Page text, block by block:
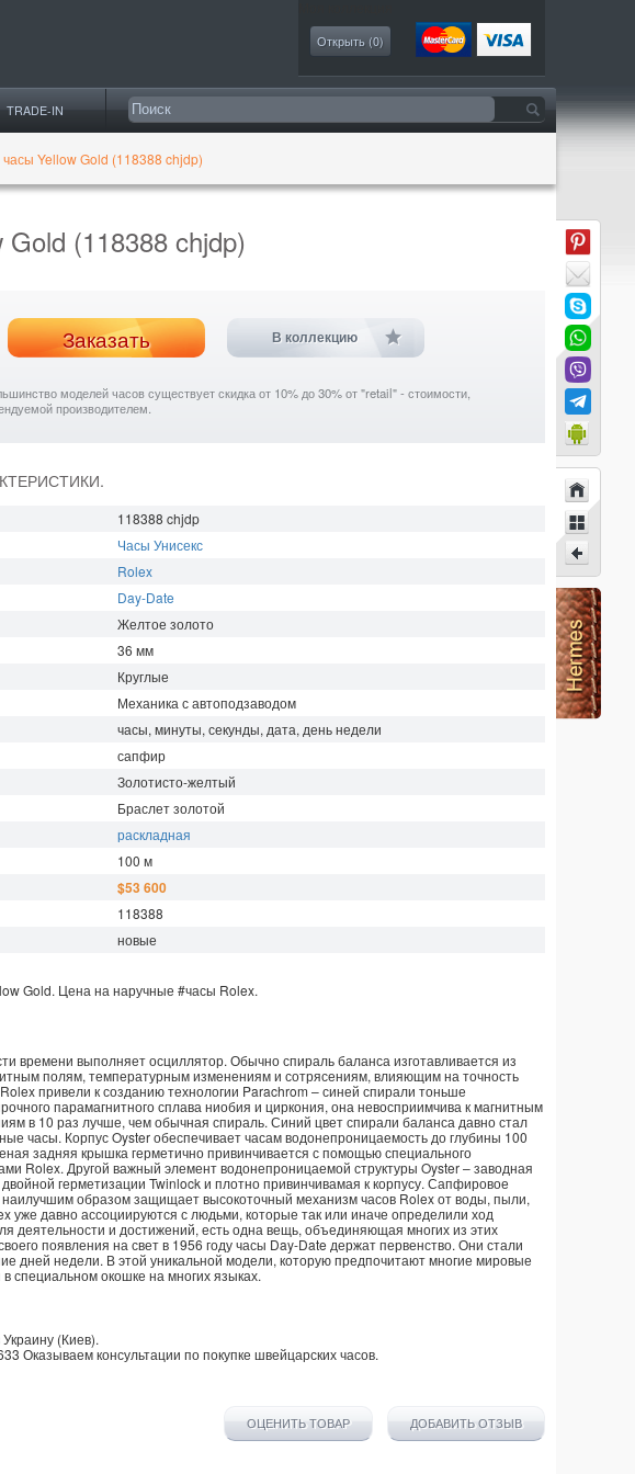
Открыть (0)
TRADE-IN
Yellow Gold (118388 chjdp)
(118388 chjdp)
Заказать В коллекцию
моделей часов существует скидка от 10% до 30% от "retail" - стоимости,
производителем.
118388 chjdp
Часы Унисекс
Rolex
Day-Date
Желтое золото
36 мм
Круглые
Механика с автоподзаводом
часы, минуты, секунды, дата, день недели
сапфир
Золотисто-желтый
Браслет золотой
раскладная
100 м
$53 600
118388
новые
Gold. Цена на наручные #часы Rolex.
времени выполняет осциллятор. Обычно спираль баланса изготавливается из
полям, температурным изменениям и сотрясениям, влияющим на точность
привели к созданию технологии Parachrom – синей спирали тоньше
парамагнитного сплава ниобия и циркония, она невосприимчива к магнитным
в 10 раз лучше, чем обычная спираль. Синий цвет спирали баланса давно стал
часы. Корпус Oyster обеспечивает часам водонепроницаемость до глубины 100
задняя крышка герметично привинчивается с помощью специального
Rolex. Другой важный элемент водонепроницаемой структуры Oyster – заводная
герметизации Twinlock и плотно привинчивамая к корпусу. Сапфировое
наилучшим образом защищает высокоточный механизм часов Rolex от воды, пыли,
уже давно ассоциируются с людьми, которые так или иначе определили ход
деятельности и достижений, есть одна вещь, объединяющая многих из этих
появления на свет в 1956 году часы Day-Date держат первенство. Они стали
дней недели. В этой уникальной модели, которую предпочитают многие мировые
специальном окошке на многих языках.
Украину (Киев).
Оказываем консультации по покупке швейцарских часов.
ОЦЕНИТЬ ТОВАР ДОБАВИТЬ ОТЗЫВ